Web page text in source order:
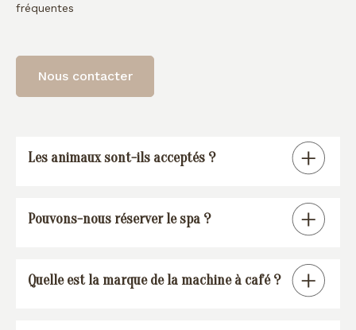
fréquentes
Nous contacter
Les animaux sont-ils acceptés ?
l’exception de la suite spa.
Pouvons-nous réserver le spa ?
pourrez réserver une session spa (voir
Quelle est la marque de la machine à café ?